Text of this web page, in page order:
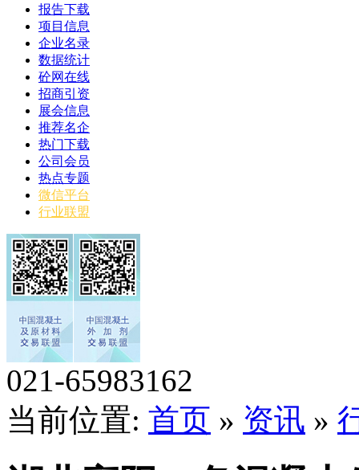
报告下载
项目信息
企业名录
数据统计
砼网在线
招商引资
展会信息
推荐名企
热门下载
公司会员
热点专题
微信平台
行业联盟
021-65983162
当前位置: 首页 » 资讯 »